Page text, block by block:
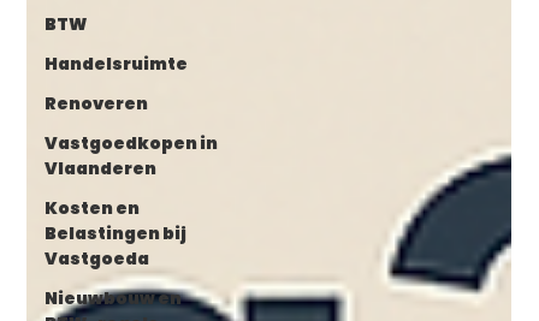
BTW
Handelsruimte
Renoveren
Vastgoedkopen in
Vlaanderen
Kosten en
Belastingen bij
Vastgoeda
Nieuwbouw en